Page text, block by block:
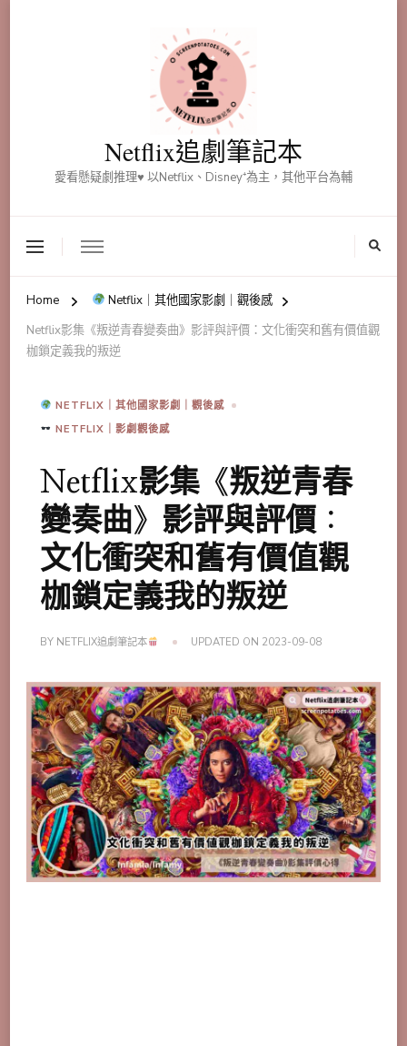
Netflix追劇筆記本
愛看懸疑劇推理♥ 以Netflix、Disney⁺為主，其他平台為輔
Home
Netflix｜其他國家影劇｜觀後感
Netflix影集《叛逆青春變奏曲》影評與評價：文化衝突和舊有價值觀
枷鎖定義我的叛逆
NETFLIX｜其他國家影劇｜觀後感
NETFLIX｜影劇觀後感
Netflix影集《叛逆青春
變奏曲》影評與評價：
文化衝突和舊有價值觀
枷鎖定義我的叛逆
BY NETFLIX追劇筆記本 UPDATED ON 2023-09-08